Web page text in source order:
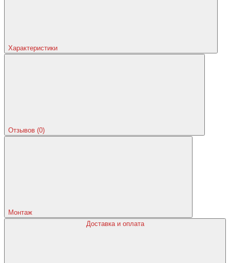
Характеристики
Отзывов (0)
Монтаж
Доставка и оплата